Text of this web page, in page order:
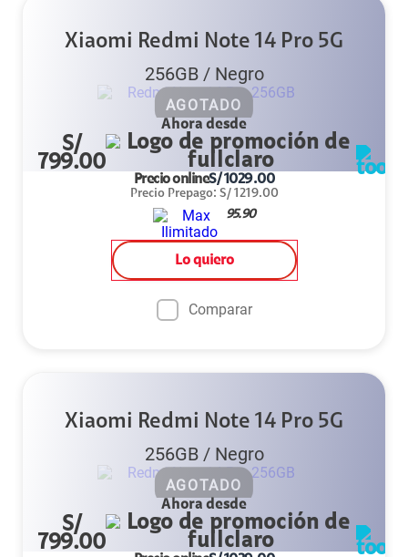
Xiaomi Redmi Note 14 Pro 5G
256GB/ Negro
AGOTADO
Ahora desde
S/
799.00
Precio onlineS/1029.00
Precio Prepago: S/ 1219.00
95.90
Lo quiero
Comparar
Xiaomi Redmi Note 14 Pro 5G
256GB/ Negro
AGOTADO
Ahora desde
S/
799.00